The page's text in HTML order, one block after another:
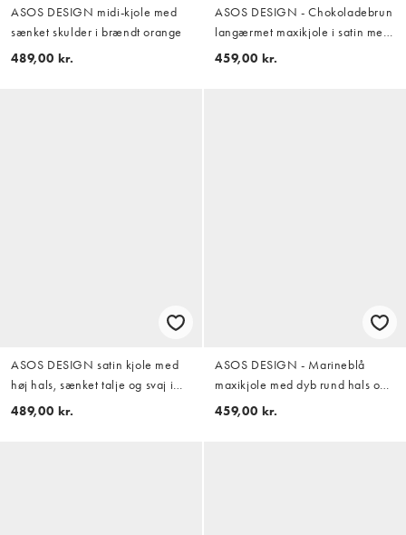
ASOS DESIGN midi-kjole med
sænket skulder i brændt orange
489,00 kr.
ASOS DESIGN - Chokoladebrun
langærmet maxikjole i satin med
draperinger
459,00 kr.
ASOS DESIGN satin kjole med
høj hals, sænket talje og svaj i
sort
489,00 kr.
ASOS DESIGN - Marineblå
maxikjole med dyb rund hals og
asymmetrisk draperende
459,00 kr.